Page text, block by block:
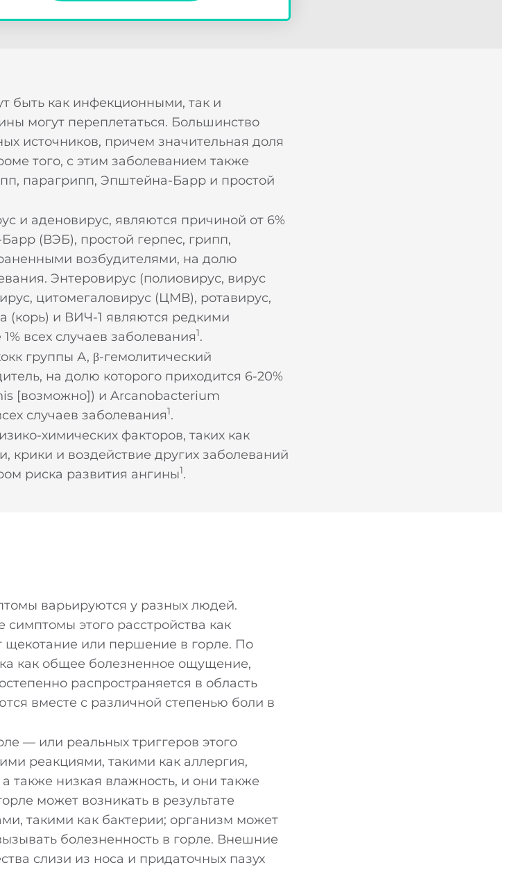
быть как инфекционными, так и
могут переплетаться. Большинство
источников, причем значительная доля
того, с этим заболеванием также
парагрипп, Эпштейна-Барр и простой
и аденовирус, являются причиной от 6%
(ВЭБ), простой герпес, грипп,
возбудителями, на долю
Энтеровирус (полиовирус, вирус
цитомегаловирус (ЦМВ), ротавирус,
(корь) и ВИЧ-1 являются редкими
всех случаев заболевания1.
группы А, β-гемолитический
на долю которого приходится 6-20%
[возможно]) и Arcanobacterium
случаев заболевания1.
химических факторов, таких как
крики и воздействие других заболеваний
риска развития ангины1.
варьируются у разных людей.
этого расстройства как
или першение в горле. По
как общее болезненное ощущение,
распространяется в область
вместе с различной степенью боли в
— или реальных триггеров этого
реакциями, такими как аллергия,
низкая влажность, и они также
может возникать в результате
такими как бактерии; организм может
болезненность в горле. Внешние
слизи из носа и придаточных пазух